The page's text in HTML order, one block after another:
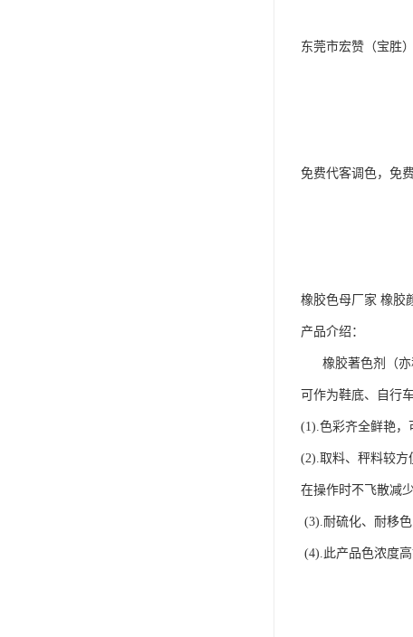
东莞市宏赞（宝胜
免费代客调色，免
橡胶色母厂家 橡胶
产品介绍：
橡胶著色剂（亦
可作为鞋底、自行
(1).色彩齐全鲜艳，
(2).取料、秤料较方
在操作时不飞散减
(3).耐硫化、耐移
(4).此产品色浓度